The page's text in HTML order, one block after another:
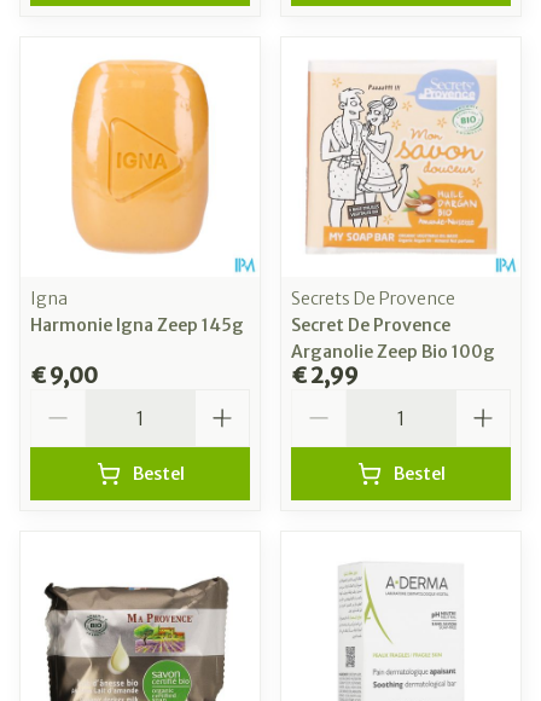
Igna
Harmonie Igna Zeep 145g
€ 9,00
Bestel
Secrets De Provence
Secret De Provence
Arganolie Zeep Bio 100g
€ 2,99
Bestel